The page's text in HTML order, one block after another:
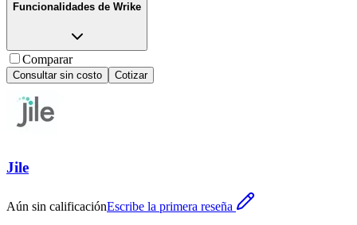
Funcionalidades de Wrike
Comparar
Consultar sin costo Cotizar
Jile
Aún sin calificaciónEscribe la primera reseña